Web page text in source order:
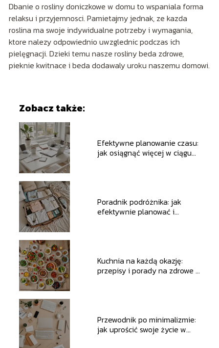
Dbanie o rosliny doniczkowe w domu to wspaniala forma
relaksu i przyjemnosci. Pamietajmy jednak, ze kazda
roslina ma swoje indywidualne potrzeby i wymagania,
ktore nalezy odpowiednio uwzglednic podczas ich
pielęgnacji. Dzieki temu nasze rosliny beda zdrowe,
pieknie kwitnace i beda dodawaly uroku naszemu domowi.
Zobacz także:
Efektywne planowanie czasu:
jak osiągnąć więcej w ciągu
Poradnik podróżnika: jak
efektywnie planować i
Kuchnia na każdą okazję:
przepisy i porady na zdrowe i
Przewodnik po minimalizmie:
jak uprościć swoje życie w